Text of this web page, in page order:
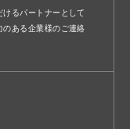
るパートナーとして
ある企業様のご連絡